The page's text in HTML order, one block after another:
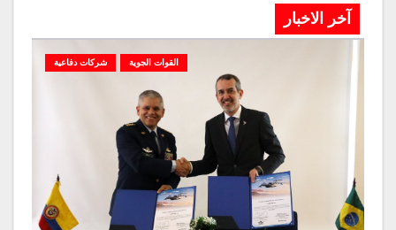
آخر الاخبار
القوات الجوية شركات دفاعية